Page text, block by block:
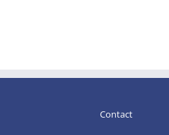
Contact